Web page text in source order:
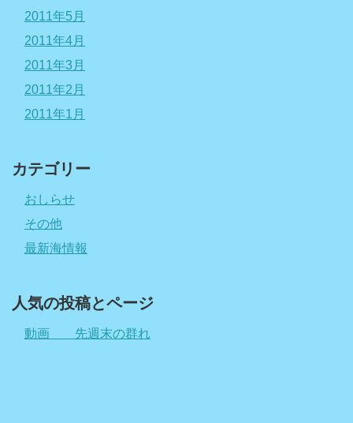
2011年5月
2011年4月
2011年3月
2011年2月
2011年1月
カテゴリー
おしらせ
その他
最新海情報
人気の投稿とページ
動画 先週末の群れ